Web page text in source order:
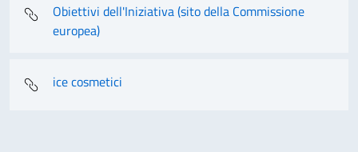
Obiettivi dell'Iniziativa (sito della Commissione
europea)
ice cosmetici